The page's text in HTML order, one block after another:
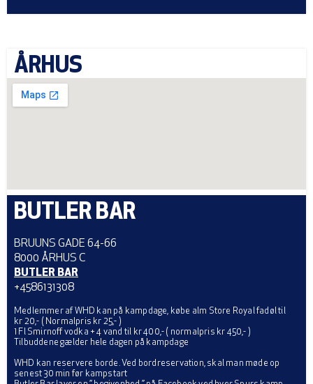
BUTLER BAR
BRUUNS GADE 64-66
8000 ÅRHUS C
BUTLER BAR
+4586131308
Medlemmer af WHD kan på kampdage, købe alm Store Royal fadøl til
kr 20,- ( Normalpris kr 25,- )
1 Fl Smirnoff vodka + 4 vand til kr 400,- ( normalpris kr 450,- )
Tilbuddene gælder hele dagen på kampdage
WHD kan reservere borde. Ved bordreservation, skal man møde op
senest 30 min før kampstart
ÅRHUS